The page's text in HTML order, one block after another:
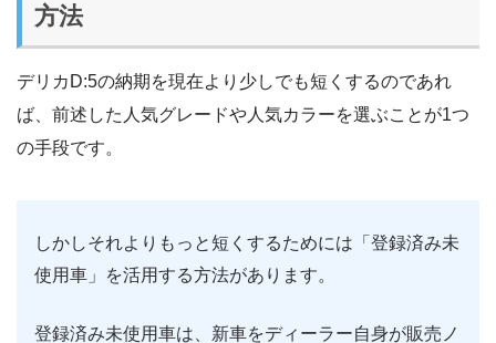
方法
デリカD:5の納期を現在より少しでも短くするのであれ
ば、前述した人気グレードや人気カラーを選ぶことが1つ
の手段です。
しかしそれよりもっと短くするためには「登録済み未
使用車」を活用する方法があります。
登録済み未使用車は、新車をディーラー自身が販売ノ